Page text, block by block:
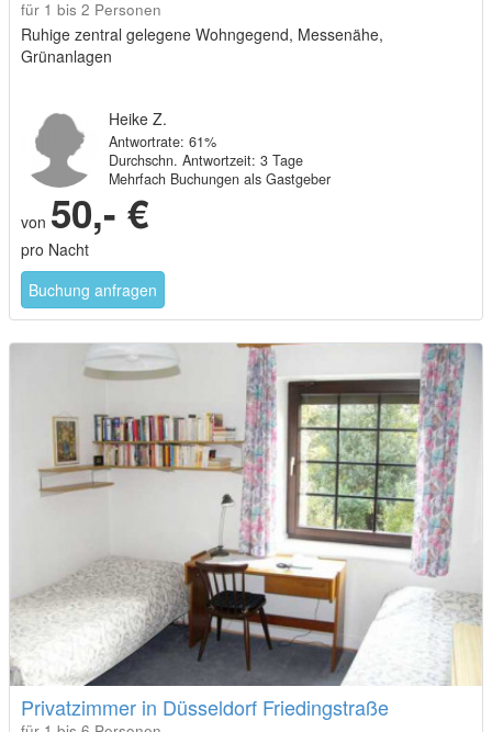
Grünanlagen
Heike Z.
Durchschn. Antwortzeit: 3 Tage
Mehrfach Buchungen als Gastgeber
von 50,- €
pro Nacht
Buchung anfragen
Privatzimmer in Düsseldorf Friedingstraße
für 1 bis 6 Personen
In einem Zweifamilienhaus in ruhiger Lage ein Einzel- und ein
Zweibettzimmer mit Bad und Wohnraum in ruhiger Lage 15 Min.